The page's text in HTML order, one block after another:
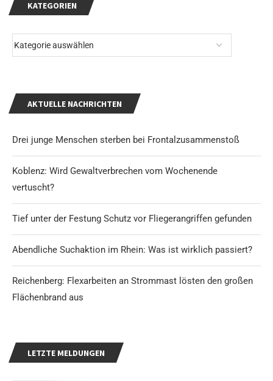
KATEGORIEN
AKTUELLE NACHRICHTEN
Drei junge Menschen sterben bei Frontalzusammenstoß
Koblenz: Wird Gewaltverbrechen vom Wochenende
vertuscht?
Tief unter der Festung Schutz vor Fliegerangriffen gefunden
Abendliche Suchaktion im Rhein: Was ist wirklich passiert?
Reichenberg: Flexarbeiten an Strommast lösten den großen
Flächenbrand aus
LETZTE MELDUNGEN